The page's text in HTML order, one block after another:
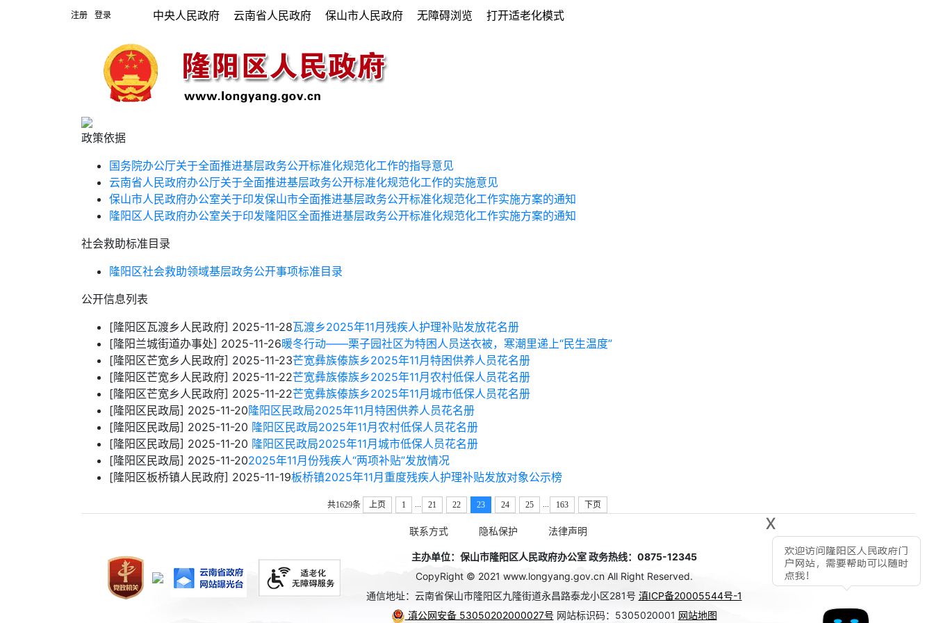
注册 登录
x
中央人民政府 云南省人民政府 保山市人民政府 无障碍浏览 打开适老化模式
政策依据
国务院办公厅关于全面推进基层政务公开标准化规范化工作的指导意见
云南省人民政府办公厅关于全面推进基层政务公开标准化规范化工作的实施意见
保山市人民政府办公室关于印发保山市全面推进基层政务公开标准化规范化工作实施方案的通知
隆阳区人民政府办公室关于印发隆阳区全面推进基层政务公开标准化规范化工作实施方案的通知
社会救助标准目录
隆阳区社会救助领域基层政务公开事项标准目录
公开信息列表
[隆阳区瓦渡乡人民政府] 2025-11-28瓦渡乡2025年11月残疾人护理补贴发放花名册
[隆阳兰城街道办事处] 2025-11-26暖冬行动——栗子园社区为特困人员送衣被，寒潮里递上“民生温度”
[隆阳区芒宽乡人民政府] 2025-11-23芒宽彝族傣族乡2025年11月特困供养人员花名册
[隆阳区芒宽乡人民政府] 2025-11-22芒宽彝族傣族乡2025年11月农村低保人员花名册
[隆阳区芒宽乡人民政府] 2025-11-22芒宽彝族傣族乡2025年11月城市低保人员花名册
[隆阳区民政局] 2025-11-20隆阳区民政局2025年11月特困供养人员花名册
[隆阳区民政局] 2025-11-20 隆阳区民政局2025年11月农村低保人员花名册
[隆阳区民政局] 2025-11-20 隆阳区民政局2025年11月城市低保人员花名册
[隆阳区民政局] 2025-11-202025年11月份残疾人“两项补贴”发放情况
[隆阳区板桥镇人民政府] 2025-11-19板桥镇2025年11月重度残疾人护理补贴发放对象公示榜
共1629条 上页 1 21 22 23 24 25 163 下页
联系方式 隐私保护 法律声明
主办单位：保山市隆阳区人民政府办公室 政务热线：0875-12345
CopyRight © 2021 www.longyang.gov.cn All Right Reserved.
通信地址：云南省保山市隆阳区九隆街道永昌路泰龙小区281号 滇ICP备20005544号-1
滇公网安备 53050202000027号 网站标识码：5305020001 网站地图